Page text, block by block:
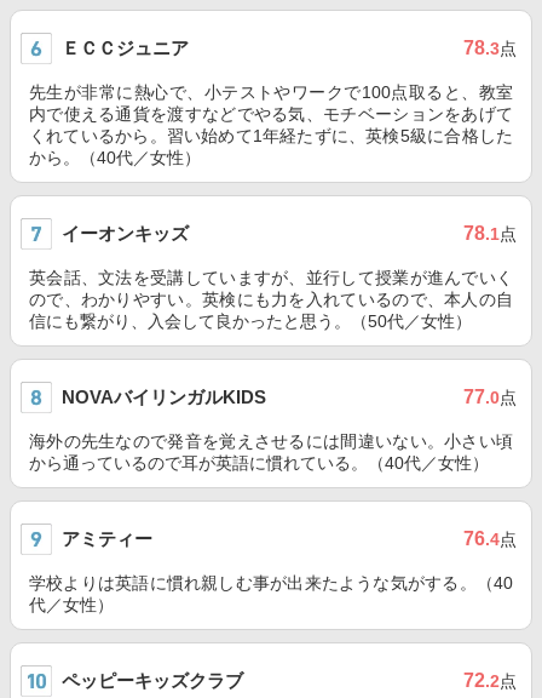
ＥＣＣジュニア 78.3点
先生が非常に熱心で、小テストやワークで100点取ると、教室
内で使える通貨を渡すなどでやる気、モチベーションをあげて
くれているから。習い始めて1年経たずに、英検5級に合格した
から。（40代／女性）
イーオンキッズ 78.1点
英会話、文法を受講していますが、並行して授業が進んでいく
ので、わかりやすい。英検にも力を入れているので、本人の自
信にも繋がり、入会して良かったと思う。（50代／女性）
NOVAバイリンガルKIDS 77.0点
海外の先生なので発音を覚えさせるには間違いない。小さい頃
から通っているので耳が英語に慣れている。（40代／女性）
アミティー 76.4点
学校よりは英語に慣れ親しむ事が出来たような気がする。（40
代／女性）
ペッピーキッズクラブ 72.2点